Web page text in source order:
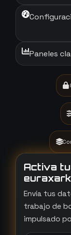
Paneles
Activa
euraxark
Envía tus
trabajo de
impulsado